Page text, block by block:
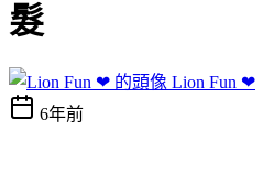
髮
Lion Fun ❤
6年前